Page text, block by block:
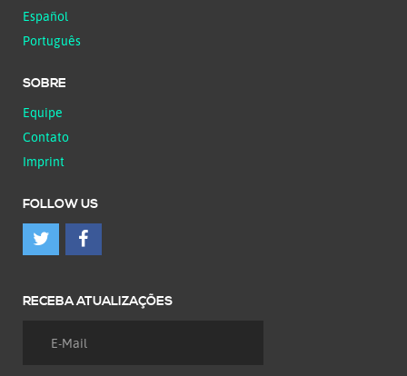
Español
Português
SOBRE
Equipe
Contato
Imprint
FOLLOW US
RECEBA ATUALIZAÇÕES